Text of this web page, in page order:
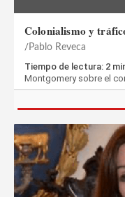
Colonialismo y
Pablo Reveca
Tiempo de lectura: 2
Montgomery sobre el